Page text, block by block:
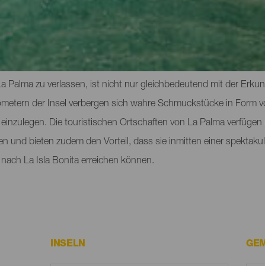
touristischen Attraktionen von La
Palma zu verlassen, ist nicht nur gleichbedeutend mit der
der Insel verbergen sich wahre Schmuckstücke in Form
Die touristischen Ortschaften von La Palma
und bieten zudem den Vorteil, dass sie inmitten einer
La Isla Bonita erreichen können.
INSELN